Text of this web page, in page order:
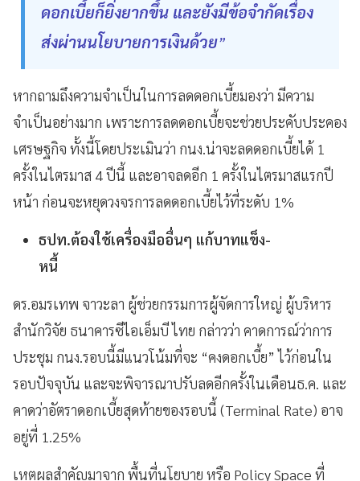
ดอกเบี้ยก็ยิ่งยากขึ้น และยังมีข้อจำกัดเรื่อง
ส่งผ่านนโยบายการเงินด้วย”
หากถามถึงความจำเป็นในการลดดอกเบี้ยมองว่า มีความ
จำเป็นอย่างมาก เพราะการลดดอกเบี้ยจะช่วยประคับประคอง
เศรษฐกิจ ทั้งนี้โดยประเมินว่า กนง.น่าจะลดดอกเบี้ยได้ 1
ครั้งในไตรมาส 4 ปีนี้ และอาจลดอีก 1 ครั้งในไตรมาสแรกปี
หน้า ก่อนจะหยุดวงจรการลดดอกเบี้ยไว้ที่ระดับ 1%
ธปท.ต้องใช้เครื่องมืออื่นๆ แก้บาทแข็ง-
หนี้
ดร.อมรเทพ จาวะลา ผู้ช่วยกรรมการผู้จัดการใหญ่ ผู้บริหาร
สำนักวิจัย ธนาคารซีไอเอ็มบี ไทย กล่าวว่า คาดการณ์ว่าการ
ประชุม กนง.รอบนี้มีแนวโน้มที่จะ “คงดอกเบี้ย” ไว้ก่อนใน
รอบปัจจุบัน และจะพิจารณาปรับลดอีกครั้งในเดือนธ.ค. และ
คาดว่าอัตราดอกเบี้ยสุดท้ายของรอบนี้ (Terminal Rate) อาจ
อยู่ที่ 1.25%
เหตุผลสำคัญมาจาก พื้นที่นโยบาย หรือ Policy Space ที่